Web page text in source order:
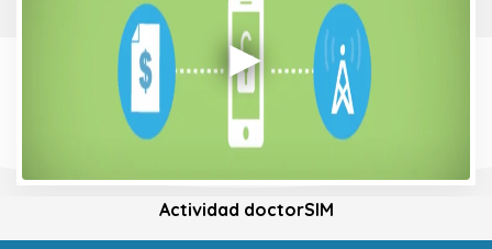
Actividad doctorSIM